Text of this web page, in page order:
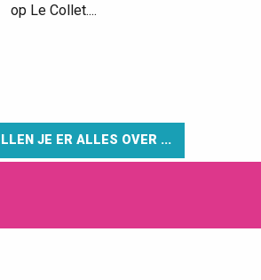
op Le Collet....
JE ER ALLES OVER ...